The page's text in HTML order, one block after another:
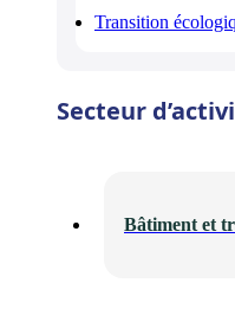
Transition
Secteur
Bâtiment et